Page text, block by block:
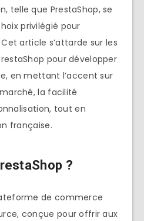
telle que PrestaShop, se
privilégié pour
article s’attarde sur les
pour développer
en mettant l’accent sur
la facilité
tout en
française.
?
de commerce
conçue pour offrir aux